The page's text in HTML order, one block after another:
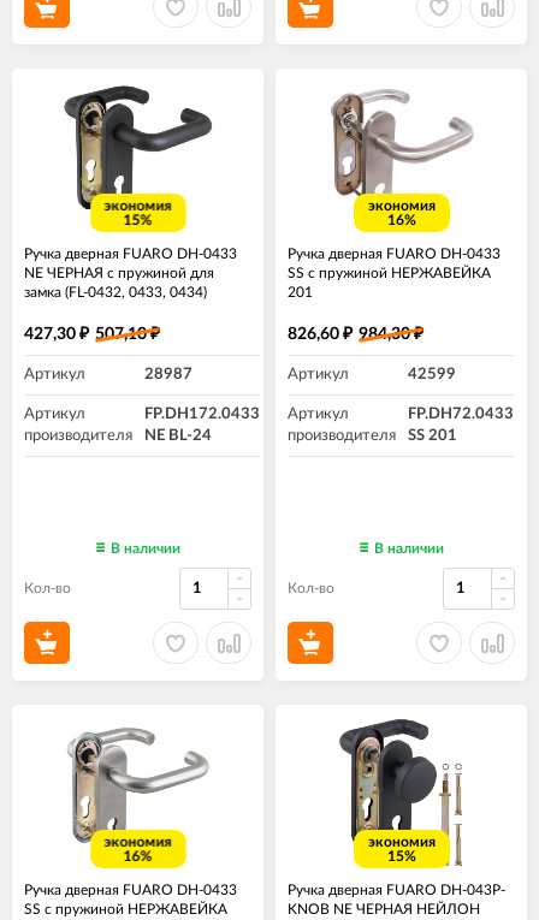
экономия
15%
Ручка дверная FUARO DH-0433
NE ЧЕРНАЯ с пружиной для
замка (FL-0432, 0433, 0434)
427,30 ₽ 507,10₽
Артикул 28987
Артикул
производителя
FP.DH172.0433
NE BL-24
В наличии
Кол-во
экономия
16%
Ручка дверная FUARO DH-0433
SS с пружиной НЕРЖАВЕЙКА
201
826,60 ₽ 984,30₽
Артикул 42599
Артикул
производителя
FP.DH72.0433
SS 201
В наличии
Кол-во
экономия
16%
Ручка дверная FUARO DH-0433
SS с пружиной НЕРЖАВЕЙКА
экономия
15%
Ручка дверная FUARO DH-043P-
KNOB NE ЧЕРНАЯ НЕЙЛОН